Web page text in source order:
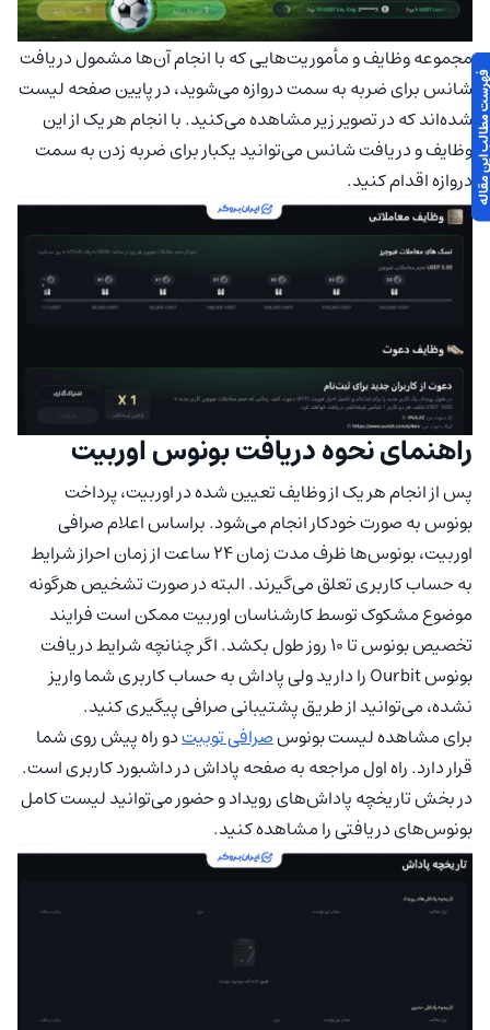
مجموعه وظایف و مأموریت‌هایی که با انجام آن‌ها مشمول دریافت
شانس برای ضربه به سمت دروازه می‌شوید، در پایین صفحه لیست
شده‌اند که در تصویر زیر مشاهده می‌کنید. با انجام هر یک از این
وظایف و دریافت شانس می‌توانید یکبار برای ضربه زدن به سمت
دروازه اقدام کنید.
راهنمای نحوه دریافت بونوس اوربیت
پس از انجام هر یک از وظایف تعیین شده در اوربیت، پرداخت
بونوس به صورت خودکار انجام می‌شود. براساس اعلام صرافی
اوربیت، بونوس‌ها ظرف مدت زمان 24 ساعت از زمان احراز شرایط
به حساب کاربری تعلق می‌گیرند. البته در صورت تشخیص هرگونه
موضوع مشکوک توسط کارشناسان اوربیت ممکن است فرایند
تخصیص بونوس تا 10 روز طول بکشد. اگر چنانچه شرایط دریافت
بونوس Ourbit را دارید ولی پاداش به حساب کاربری شما واریز
نشده، می‌توانید از طریق پشتیبانی صرافی پیگیری کنید.
برای مشاهده لیست بونوسصرافی توبیتدو راه پیش روی شما
قرار دارد. راه اول مراجعه به صفحه پاداش در داشبورد کاربری است.
در بخش تاریخچه پاداش‌های رویداد و حضور می‌توانید لیست کامل
بونوس‌های دریافتی را مشاهده کنید.
مقاله